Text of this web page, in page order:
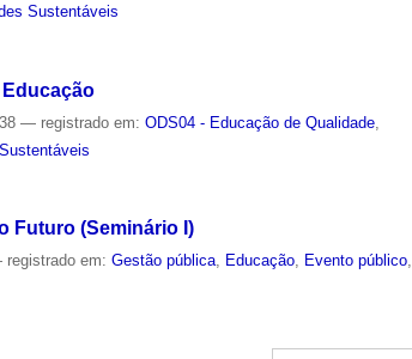
Sustentáveis
— registrado em:ODS04 - Educação de Qualidade
Futuro (Seminário I)
em:Gestão pública, Educação, Evento público,